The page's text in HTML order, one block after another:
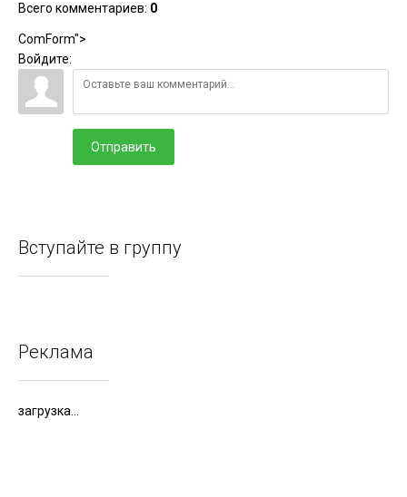
Всего комментариев: 0
ComForm">
Войдите:
Отправить
Вступайте в группу
Реклама
загрузка...